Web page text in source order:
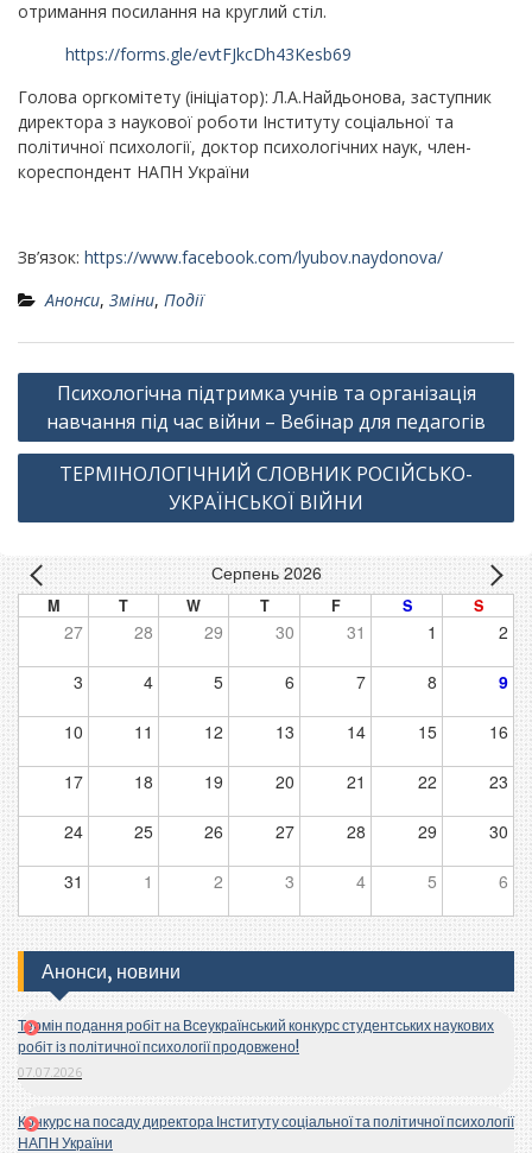
отримання посилання на круглий стіл.
https://forms.gle/evtFJkcDh43Kesb69
Голова оргкомітету (ініціатор): Л.А.Найдьонова, заступник
директора з наукової роботи Інституту соціальної та
політичної психології, доктор психологічних наук, член-
кореспондент НАПН України
Зв’язок: https://www.facebook.com/lyubov.naydonova/
Анонси, Зміни, Події
Навігація
записів
Психологічна підтримка учнів та організація
навчання під час війни – Вебінар для педагогів
ТЕРМІНОЛОГІЧНИЙ СЛОВНИК РОСІЙСЬКО-
УКРАЇНСЬКОЇ ВІЙНИ
Серпень 2026
M T W T F S S
27 28 29 30 31 1 2
3 4 5 6 7 8 9
10 11 12 13 14 15 16
17 18 19 20 21 22 23
24 25 26 27 28 29 30
31 1 2 3 4 5 6
Анонси, новини
Термін подання робіт на Всеукраїнський конкурс студентських наукових
робіт із політичної психології продовжено!
07.07.2026
Конкурс на посаду директора Інституту соціальної та політичної психології
НАПН України